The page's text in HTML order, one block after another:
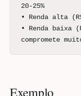
20-25%
• Renda alta
• Renda baixa
compromete
Exemplo